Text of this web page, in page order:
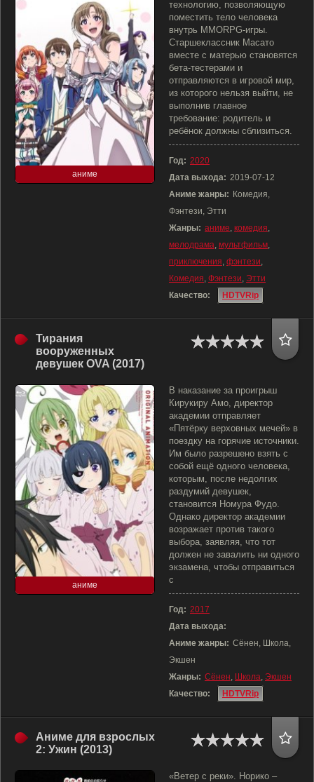
аниме
технологию, позволяющую
поместить тело человека
внутрь MMORPG-игры.
Старшеклассник Масато
вместе с матерью становятся
бета-тестерами и
отправляются в игровой мир,
из которого нельзя выйти, не
выполнив главное
требование: родитель и
ребёнок должны сблизиться.
Год: 2020
Дата выхода: 2019-07-12
Аниме жанры: Комедия,
Фэнтези, Этти
Жанры: аниме, комедия,
мелодрама, мультфильм,
приключения, фэнтези,
Комедия, Фэнтези, Этти
Качество:
HDTVRip
Тирания
вооруженных
девушек OVA (2017)
аниме
В наказание за проигрыш
Кирукиру Амо, директор
академии отправляет
«Пятёрку верховных мечей» в
поездку на горячие источники.
Им было разрешено взять с
собой ещё одного человека,
которым, после недолгих
раздумий девушек,
становится Номура Фудо.
Однако директор академии
возражает против такого
выбора, заявляя, что тот
должен не завалить ни одного
экзамена, чтобы отправиться
с
Год: 2017
Дата выхода:
Аниме жанры: Сёнен, Школа,
Экшен
Жанры: Сёнен, Школа, Экшен
Качество:
HDTVRip
Аниме для взрослых
2: Ужин (2013)
«Ветер с реки». Норико –